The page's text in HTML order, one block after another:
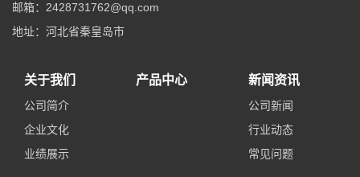
邮箱：2428731762@qq.com
地址：河北省秦皇岛市
关于我们
公司简介
企业文化
业绩展示
产品中心 新闻资讯
公司新闻
行业动态
常见问题